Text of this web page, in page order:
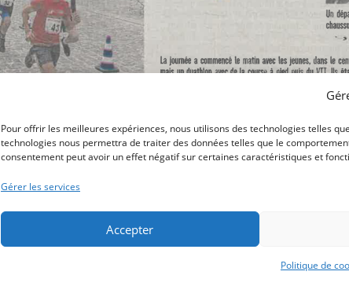
Pour offrir les meilleures expériences, nous utilisons des technologies telles
technologies nous permettra de traiter des données telles que le
consentement peut avoir un effet négatif sur certaines caractéristiques et
Gérer les services
Accepter
Politique de
mentions légales - loi